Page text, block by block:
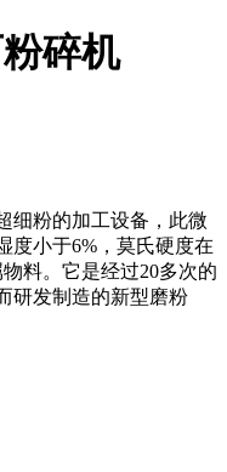
碎机
细粉的加工设备，此微
度小于6%，莫氏硬度在
料。它是经过20多次的
研发制造的新型磨粉